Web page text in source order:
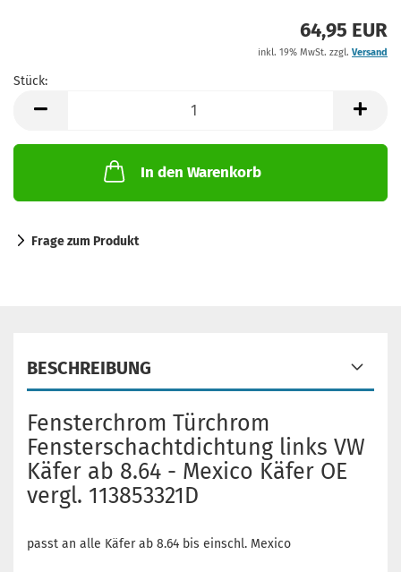
64,95 EUR
inkl. 19% MwSt. zzgl. Versand
Stück:
In den Warenkorb
Frage zum Produkt
BESCHREIBUNG
Fensterchrom Türchrom
Fensterschachtdichtung links VW
Käfer ab 8.64 - Mexico Käfer OE
vergl. 113853321D
passt an alle Käfer ab 8.64 bis einschl. Mexico